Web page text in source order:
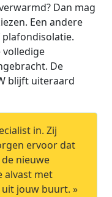
Dan mag
Een andere
De
blijft uiteraard
in. Zij
ervoor dat
nieuwe
alvast met
jouw buurt. »